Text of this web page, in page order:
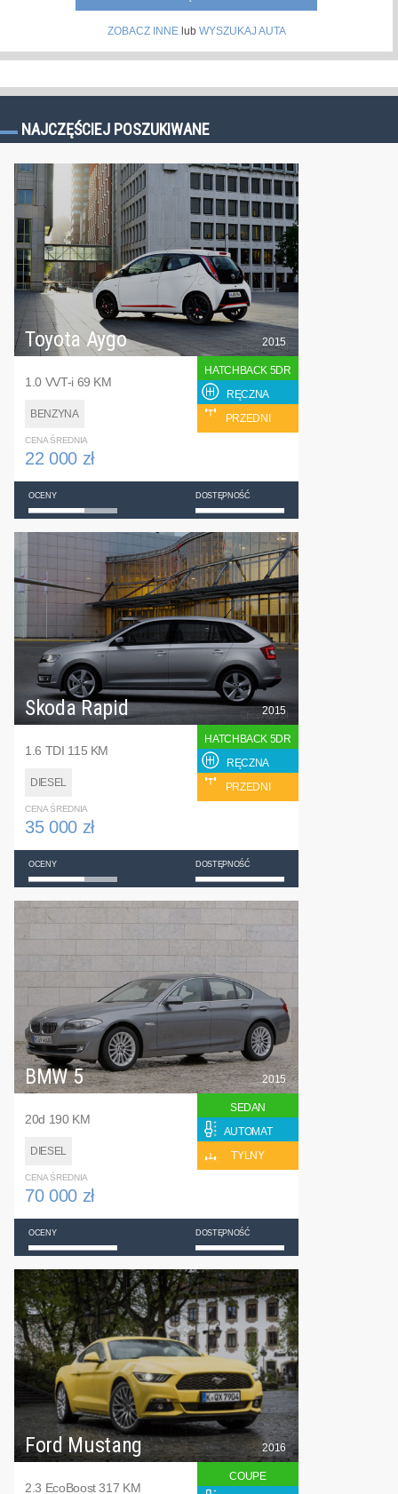
ZOBACZ INNElub WYSZUKAJ AUTA
NAJCZĘŚCIEJ POSZUKIWANE
Toyota Aygo
1.0 VVT-i 69 KM
BENZYNA
2015
HATCHBACK 5DR
RĘCZNA
PRZEDNI
CENA ŚREDNIA
22 000 zł
OCENY DOSTĘPNOŚĆ
Skoda Rapid
1.6 TDI 115 KM
DIESEL
2015
HATCHBACK 5DR
RĘCZNA
PRZEDNI
CENA ŚREDNIA
35 000 zł
OCENY DOSTĘPNOŚĆ
BMW 5
20d 190 KM
DIESEL
2015
SEDAN
AUTOMAT
TYLNY
CENA ŚREDNIA
70 000 zł
OCENY DOSTĘPNOŚĆ
Ford Mustang
2.3 EcoBoost 317 KM
2016
COUPE